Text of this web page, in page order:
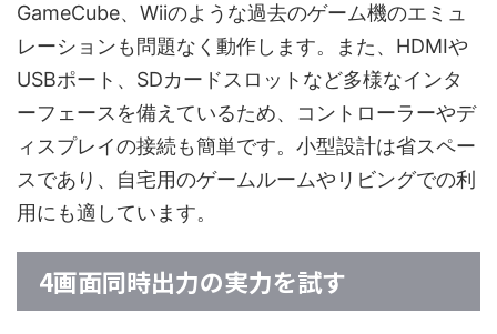
GameCube、Wiiのような過去のゲーム機のエミュ
レーションも問題なく動作します。また、HDMIや
USBポート、SDカードスロットなど多様なインタ
ーフェースを備えているため、コントローラーやデ
ィスプレイの接続も簡単です。小型設計は省スペー
スであり、自宅用のゲームルームやリビングでの利
用にも適しています。
4画面同時出力の実力を試す